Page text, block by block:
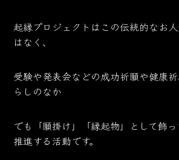
起縁プロジェクトはこの伝統的なお
はなく、
受験や発表会などの成功祈願や健康
らしのなか
でも「願掛け」「縁起物」として飾
推進する活動です。